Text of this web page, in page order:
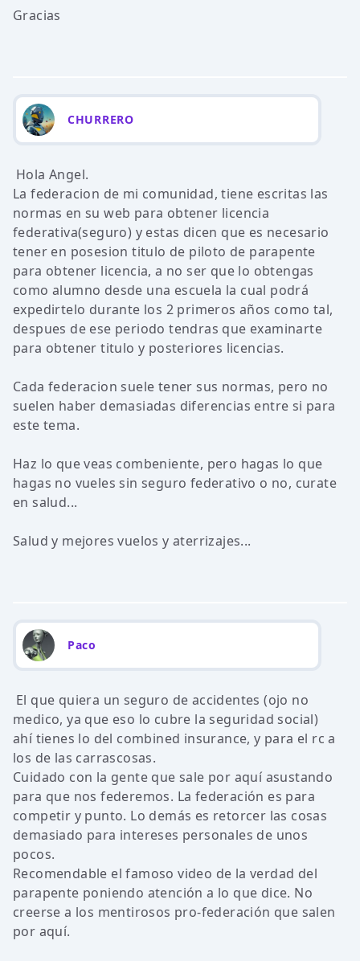
Gracias
CHURRERO
Hola Angel.
La federacion de mi comunidad, tiene escritas las
normas en su web para obtener licencia
federativa(seguro) y estas dicen que es necesario
tener en posesion titulo de piloto de parapente
para obtener licencia, a no ser que lo obtengas
como alumno desde una escuela la cual podrá
expedirtelo durante los 2 primeros años como tal,
despues de ese periodo tendras que examinarte
para obtener titulo y posteriores licencias.
Cada federacion suele tener sus normas, pero no
suelen haber demasiadas diferencias entre si para
este tema.
Haz lo que veas combeniente, pero hagas lo que
hagas no vueles sin seguro federativo o no, curate
en salud...
Salud y mejores vuelos y aterrizajes...
Paco
El que quiera un seguro de accidentes (ojo no
medico, ya que eso lo cubre la seguridad social)
ahí tienes lo del combined insurance, y para el rc a
los de las carrascosas.
Cuidado con la gente que sale por aquí asustando
para que nos federemos. La federación es para
competir y punto. Lo demás es retorcer las cosas
demasiado para intereses personales de unos
pocos.
Recomendable el famoso video de la verdad del
parapente poniendo atención a lo que dice. No
creerse a los mentirosos pro-federación que salen
por aquí.